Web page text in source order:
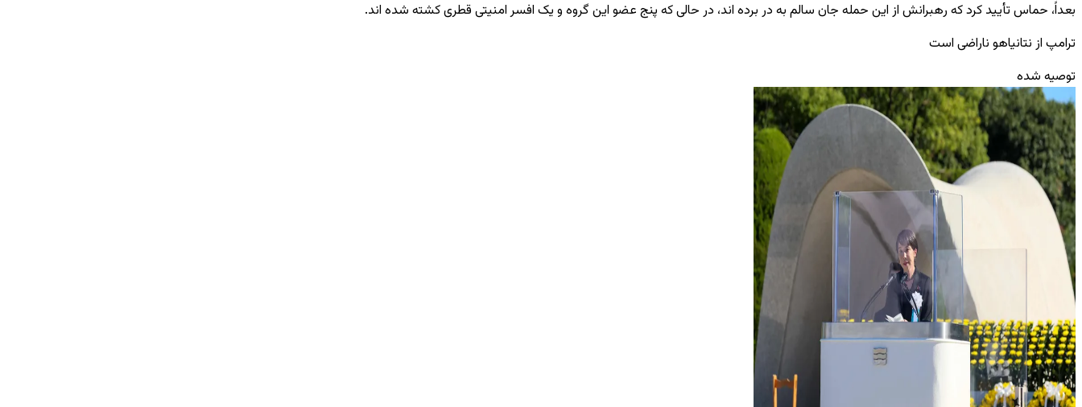
بعداً، حماس تأیید کرد که رهبرانش از این حمله جان سالم به در برده‌ اند، در حالی که پنج عضو این گروه و یک افسر امنیتی قطری کشته شده ‌اند.
ترامپ از نتانیاهو ناراضی است
توصیه شده